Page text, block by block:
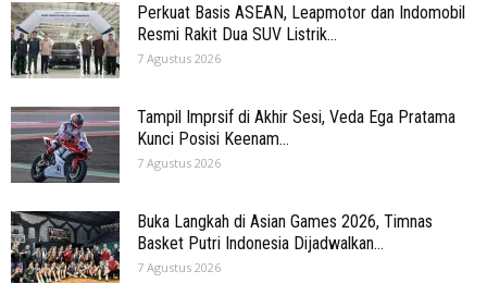
Perkuat Basis ASEAN, Leapmotor dan Indomobil
Resmi Rakit Dua SUV Listrik...
7 Agustus 2026
Tampil Imprsif di Akhir Sesi, Veda Ega Pratama
Kunci Posisi Keenam...
7 Agustus 2026
Buka Langkah di Asian Games 2026, Timnas
Basket Putri Indonesia Dijadwalkan...
7 Agustus 2026